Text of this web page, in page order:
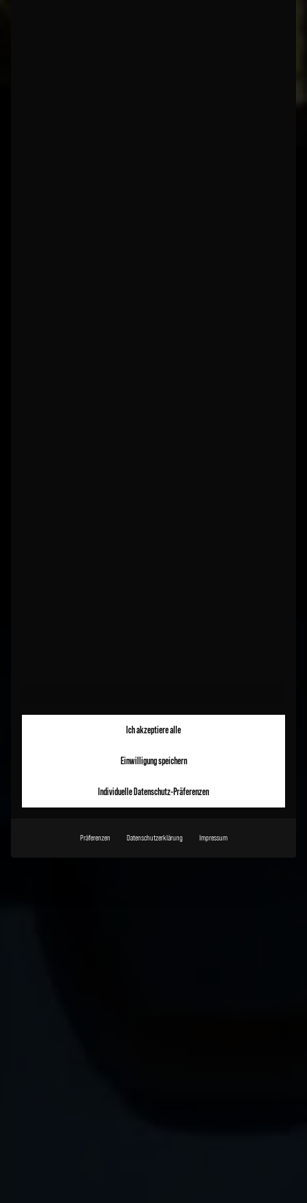
Ich akzeptiere alle
Einwilligung speichern
Individuelle Datenschutz-Präferenzen
Präferenzen Datenschutzerklärung Impressum